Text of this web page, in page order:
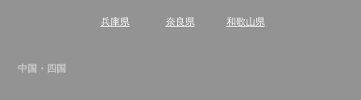
兵庫県 奈良県 和歌山県
中国・四国